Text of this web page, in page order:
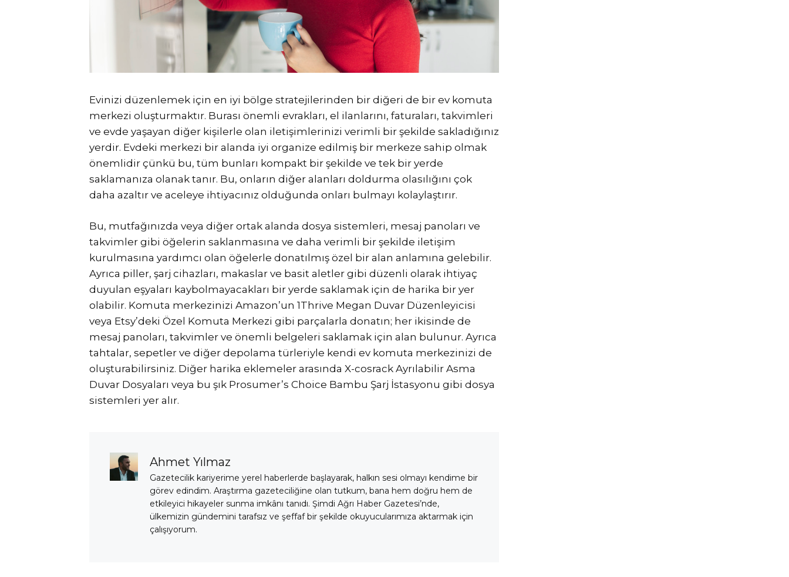
Evinizi düzenlemek için en iyi bölge stratejilerinden bir diğeri de bir ev komuta
merkezi oluşturmaktır. Burası önemli evrakları, el ilanlarını, faturaları, takvimleri
ve evde yaşayan diğer kişilerle olan iletişimlerinizi verimli bir şekilde sakladığınız
yerdir. Evdeki merkezi bir alanda iyi organize edilmiş bir merkeze sahip olmak
önemlidir çünkü bu, tüm bunları kompakt bir şekilde ve tek bir yerde
saklamanıza olanak tanır. Bu, onların diğer alanları doldurma olasılığını çok
daha azaltır ve aceleye ihtiyacınız olduğunda onları bulmayı kolaylaştırır.
Bu, mutfağınızda veya diğer ortak alanda dosya sistemleri, mesaj panoları ve
takvimler gibi öğelerin saklanmasına ve daha verimli bir şekilde iletişim
kurulmasına yardımcı olan öğelerle donatılmış özel bir alan anlamına gelebilir.
Ayrıca piller, şarj cihazları, makaslar ve basit aletler gibi düzenli olarak ihtiyaç
duyulan eşyaları kaybolmayacakları bir yerde saklamak için de harika bir yer
olabilir. Komuta merkezinizi Amazon’un 1Thrive Megan Duvar Düzenleyicisi
veya Etsy’deki Özel Komuta Merkezi gibi parçalarla donatın; her ikisinde de
mesaj panoları, takvimler ve önemli belgeleri saklamak için alan bulunur. Ayrıca
tahtalar, sepetler ve diğer depolama türleriyle kendi ev komuta merkezinizi de
oluşturabilirsiniz. Diğer harika eklemeler arasında X-cosrack Ayrılabilir Asma
Duvar Dosyaları veya bu şık Prosumer’s Choice Bambu Şarj İstasyonu gibi dosya
sistemleri yer alır.
Ahmet Yılmaz
Gazetecilik kariyerime yerel haberlerde başlayarak, halkın sesi olmayı kendime bir
görev edindim. Araştırma gazeteciliğine olan tutkum, bana hem doğru hem de
etkileyici hikayeler sunma imkânı tanıdı. Şimdi Ağrı Haber Gazetesi’nde,
ülkemizin gündemini tarafsız ve şeffaf bir şekilde okuyucularımıza aktarmak için
çalışıyorum.